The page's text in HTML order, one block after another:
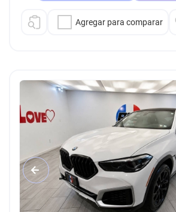
Agregar para comparar